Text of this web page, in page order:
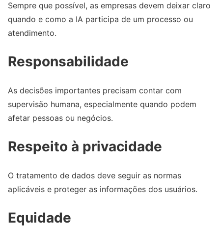
Sempre que possível, as empresas devem deixar claro
quando e como a IA participa de um processo ou
atendimento.
Responsabilidade
As decisões importantes precisam contar com
supervisão humana, especialmente quando podem
afetar pessoas ou negócios.
Respeito à privacidade
O tratamento de dados deve seguir as normas
aplicáveis e proteger as informações dos usuários.
Equidade